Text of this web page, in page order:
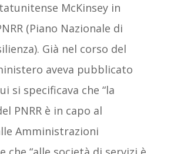
McKinsey in
(Piano Nazionale di
Già nel corso del
aveva pubblicato
si specificava che “la
PNRR è in capo al
Amministrazioni